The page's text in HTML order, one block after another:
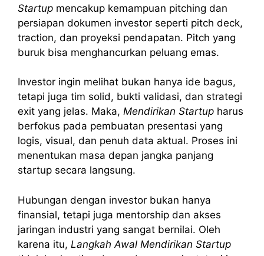
Startup mencakup kemampuan pitching dan
persiapan dokumen investor seperti pitch deck,
traction, dan proyeksi pendapatan. Pitch yang
buruk bisa menghancurkan peluang emas.
Investor ingin melihat bukan hanya ide bagus,
tetapi juga tim solid, bukti validasi, dan strategi
exit yang jelas. Maka, Mendirikan Startup harus
berfokus pada pembuatan presentasi yang
logis, visual, dan penuh data aktual. Proses ini
menentukan masa depan jangka panjang
startup secara langsung.
Hubungan dengan investor bukan hanya
finansial, tetapi juga mentorship dan akses
jaringan industri yang sangat bernilai. Oleh
karena itu, Langkah Awal Mendirikan Startup